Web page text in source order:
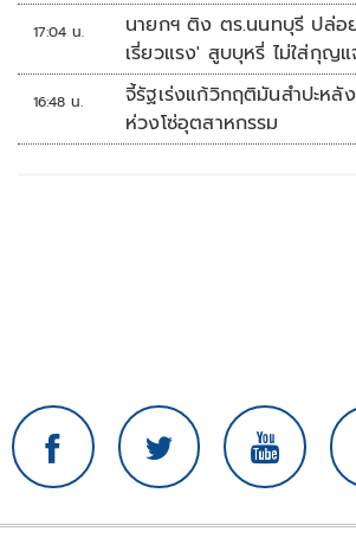
17:04 น.
นายกฯ ติง ตร.นนทบุรี ปล่
เรี่ยวแรง' สูบบุหรี่ ไม่ใส่กุญ
16:48 น.
จี้รัฐเร่งแก้วิกฤติมันสำปะหลั
ห่วงโซ่อุตสาหกรรม